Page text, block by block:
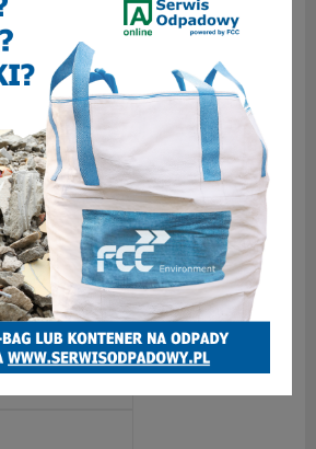
aktora – oszukał
zł!